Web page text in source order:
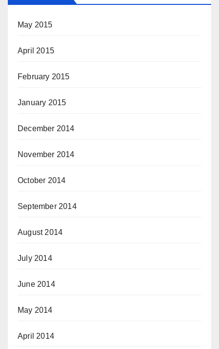
May 2015
April 2015
February 2015
January 2015
December 2014
November 2014
October 2014
September 2014
August 2014
July 2014
June 2014
May 2014
April 2014